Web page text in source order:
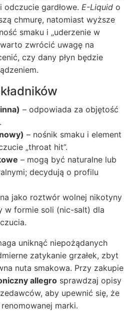
odczucie gardłowe. E-Liquid o
chmurę, natomiast wyższe
smaku i „uderzenie w
zwrócić uwagę na
czy dany płyn będzie
– odpowiada za objętość
– nośnik smaku i element
„throat hit”.
– mogą być naturalne lub
decydują o profilu
jako roztwór wolnej nikotyny
w formie soli (nic-salt) dla
uniknąć niepożądanych
zatykanie grzałek, zbyt
nuta smakowa. Przy zakupie
allegro sprawdzaj opisy
aby upewnić się, że
marki.